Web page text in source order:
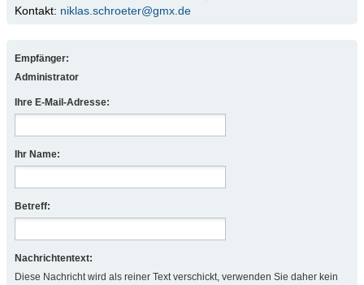
Kontakt: niklas.schroeter@gmx.de
Empfänger:
Administrator
Ihre E-Mail-Adresse:
Ihr Name:
Betreff:
Nachrichtentext:
Diese Nachricht wird als reiner Text verschickt, verwenden Sie daher kein